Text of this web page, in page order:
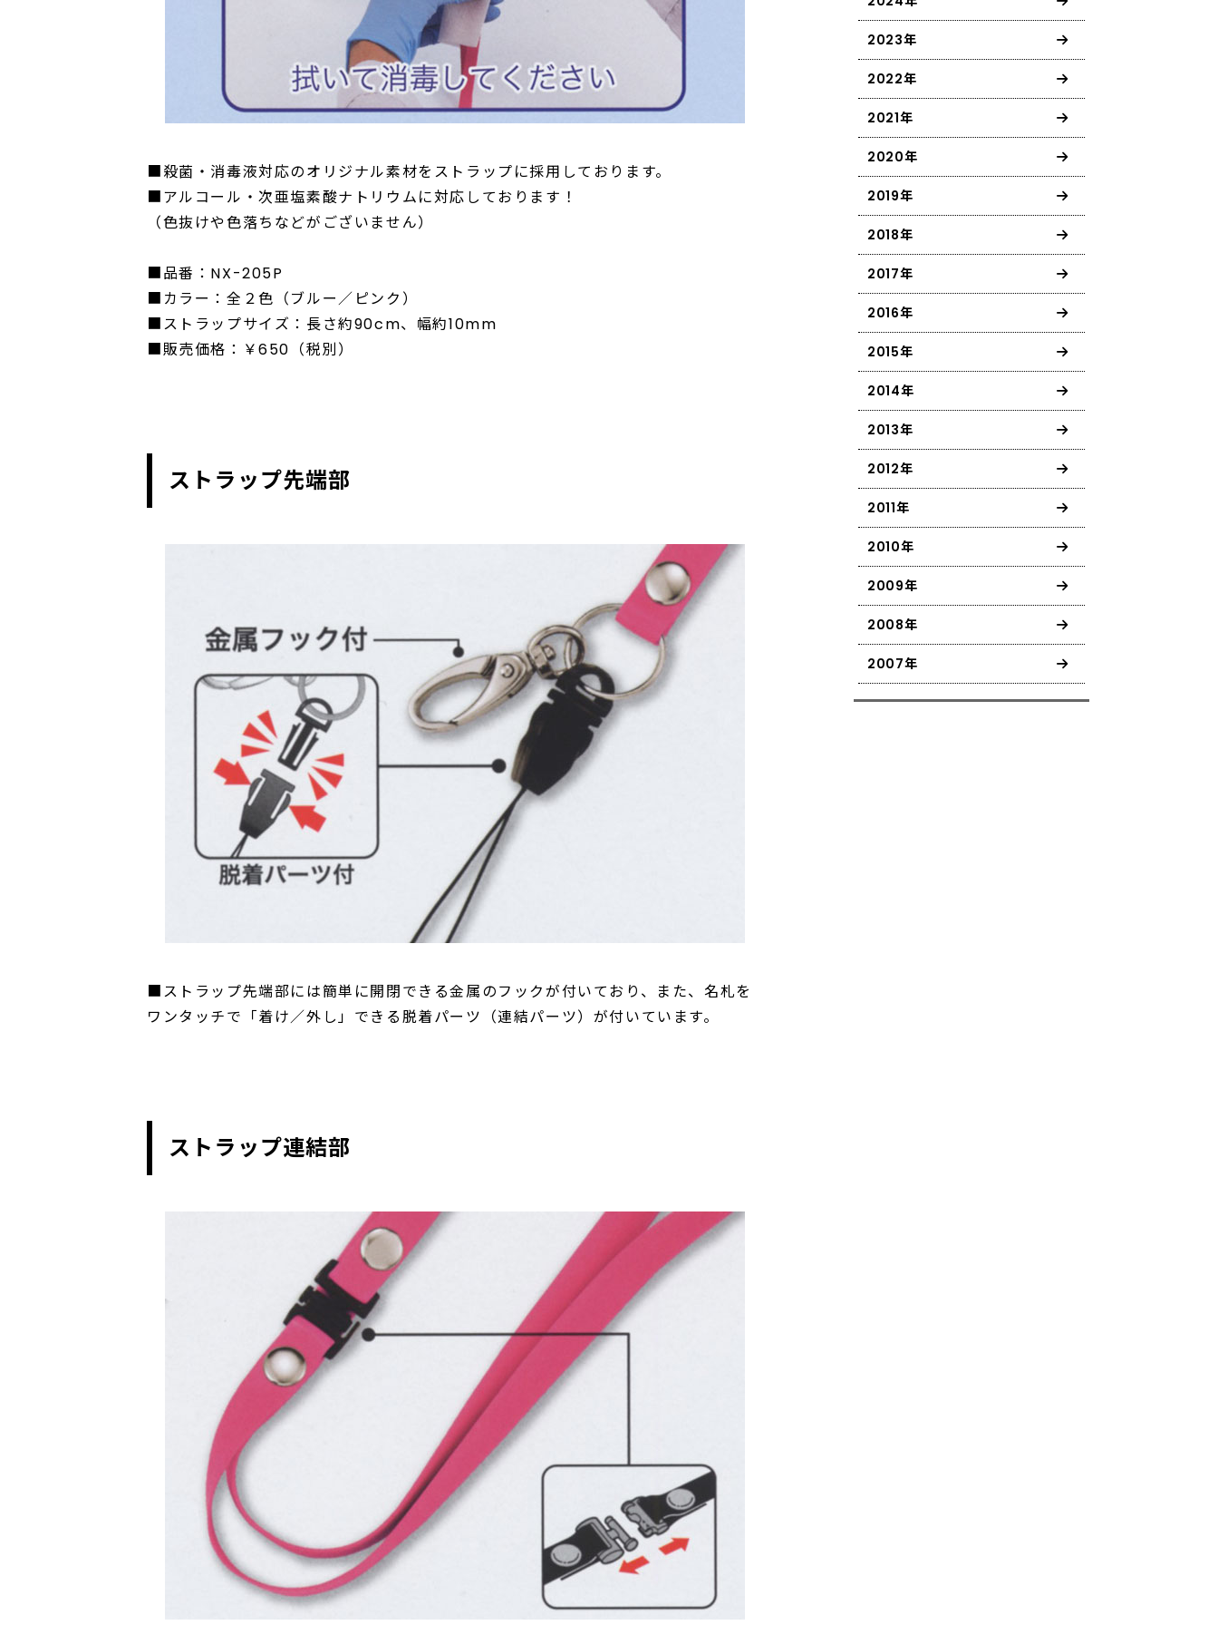
■殺菌・消毒液対応のオリジナル素材をストラップに採用しております。
■アルコール・次亜塩素酸ナトリウムに対応しております！
（色抜けや色落ちなどがございません）
■品番：NX-205P
■カラー：全２色（ブルー／ピンク）
■ストラップサイズ：長さ約90cm、幅約10mm
■販売価格：￥650（税別）
ストラップ先端部
■ストラップ先端部には簡単に開閉できる金属のフックが付いており、また、名札を
ワンタッチで「着け／外し」できる脱着パーツ（連結パーツ）が付いています。
ストラップ連結部
2023年
2022年
2021年
2020年
2019年
2018年
2017年
2016年
2015年
2014年
2013年
2012年
2011年
2010年
2009年
2008年
2007年